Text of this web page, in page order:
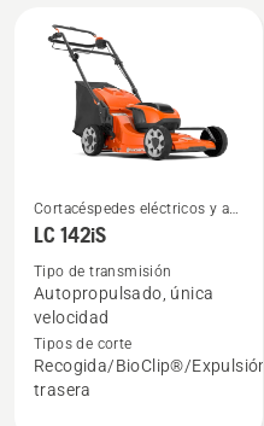
Ver
más
detalles
sobre
LC 142iS
Cortacéspedes eléctricos y a
batería
LC 142iS
Tipo de transmisión
Autopropulsado, única
velocidad
Tipos de corte
Recogida/BioClip®/Expulsión
trasera